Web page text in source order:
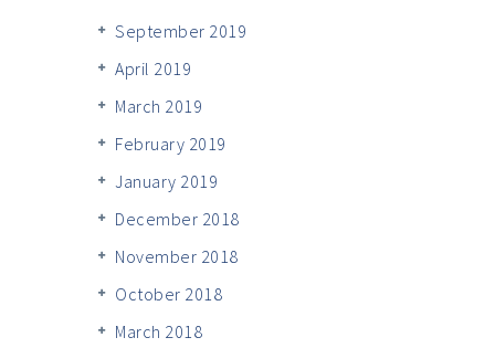
September 2019
April 2019
March 2019
February 2019
January 2019
December 2018
November 2018
October 2018
March 2018